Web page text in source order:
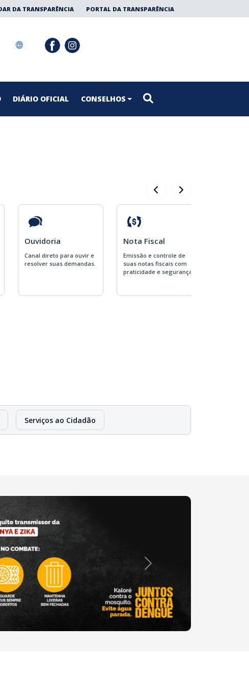
DA TRANSPARÊNCIA PORTAL DA TRANSPARÊNCIA
DIÁRIO OFICIAL CONSELHOS
Ouvidoria
Canal direto para ouvir e
resolver suas demandas.
Nota Fiscal
Emissão e controle de
suas notas fiscais com
praticidade e segurança.
Serviços ao Cidadão
Próximo